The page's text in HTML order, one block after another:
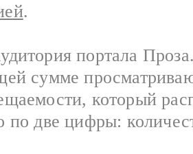
.
портала
сумме
который
по две цифры: